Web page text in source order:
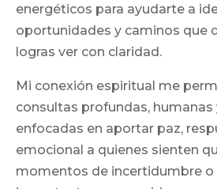
energéticos para ayudarte a
oportunidades y caminos que
logras ver con claridad.
Mi conexión espiritual me
consultas profundas, humanas
enfocadas en aportar paz,
emocional a quienes sienten
momentos de incertidumbre o